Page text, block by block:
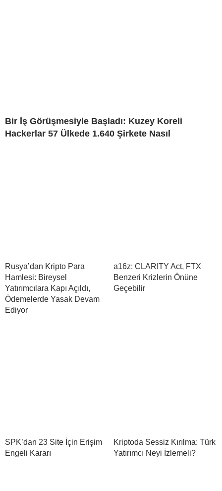
Bir İş Görüşmesiyle Başladı: Kuzey Koreli
Hackerlar 57 Ülkede 1.640 Şirkete Nasıl
Rusya’dan Kripto Para
Hamlesi: Bireysel
Yatırımcılara Kapı Açıldı,
Ödemelerde Yasak Devam
Ediyor
a16z: CLARITY Act, FTX
Benzeri Krizlerin Önüne
Geçebilir
SPK’dan 23 Site İçin Erişim
Engeli Kararı
Kriptoda Sessiz Kırılma: Türk
Yatırımcı Neyi İzlemeli?